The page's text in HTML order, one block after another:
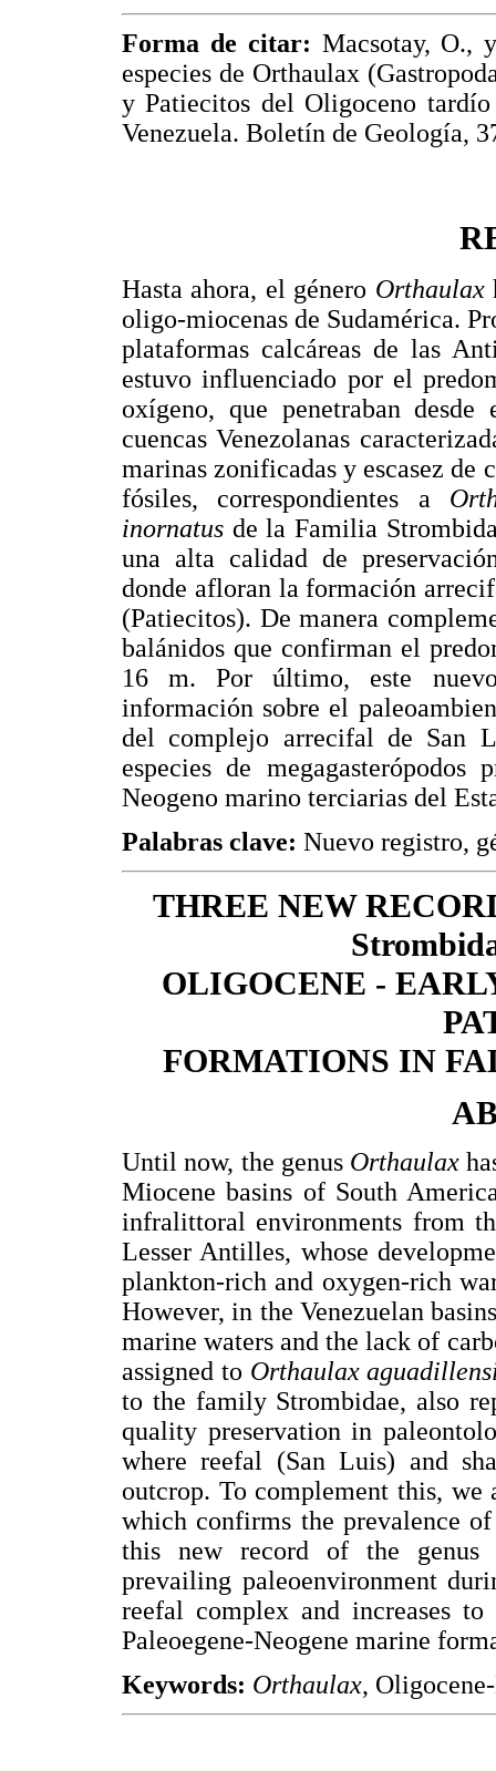
Forma de citar: Macsotay, O.,
especies de Orthaulax
y Patiecitos del Oligoceno
Venezuela. Boletín de Geología,
Hasta ahora, el género Orthaulax
oligo-miocenas de Sudamérica.
plataformas calcáreas de las
estuvo influenciado por el
oxígeno, que penetraban
cuencas Venezolanas
marinas zonificadas y escasez de
fósiles, correspondientes a
inornatus de la Familia
una alta calidad de
donde afloran la formación
(Patiecitos). De manera
balánidos que confirman el
16 m. Por último, este
información sobre el
del complejo arrecifal de San
especies de megagasterópodos
Neogeno marino terciarias del
Palabras clave: Nuevo registro,
THREE NEW
OLIGOCENE -
FORMATIONS IN
Until now, the genus Orthaulax
Miocene basins of South
infralittoral environments from
Lesser Antilles, whose
plankton-rich and oxygen-rich
However, in the Venezuelan
marine waters and the lack of
assigned to Orthaulax
to the family Strombidae, also
quality preservation in
where reefal (San Luis) and
outcrop. To complement this, we
which confirms the prevalence
this new record of the genus
prevailing paleoenvironment
reefal complex and increases
Paleoegene-Neogene marine
Keywords: Orthaulax,